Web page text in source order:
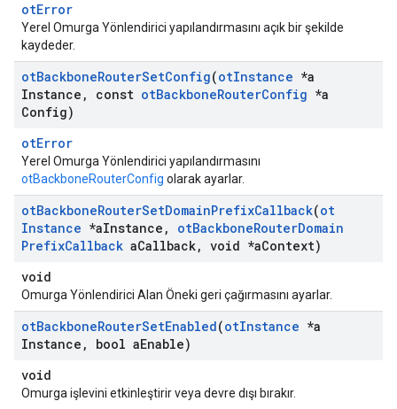
otError
Yerel Omurga Yönlendirici yapılandırmasını açık bir şekilde
kaydeder.
otBackboneRouterSetConfig(otInstance *a
Instance , const otBackboneRouterConfig *a
Config)
otError
Yerel Omurga Yönlendirici yapılandırmasını
otBackboneRouterConfig olarak ayarlar.
otBackboneRouterSetDomainPrefixCallback(ot
Instance *aInstance , otBackboneRouterDomain
PrefixCallback aCallback, void *aContext)
void
Omurga Yönlendirici Alan Öneki geri çağırmasını ayarlar.
otBackboneRouterSetEnabled(otInstance *a
Instance , bool aEnable)
void
Omurga işlevini etkinleştirir veya devre dışı bırakır.